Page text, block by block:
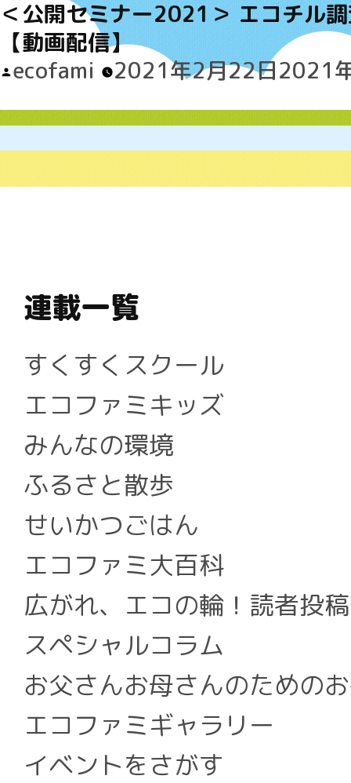
＜公開セミナー2021＞ エコチル
【動画配信】
Posted
ecofami 2021年2月22日2021
連載一覧
すくすくスクール
エコファミキッズ
みんなの環境
ふるさと散歩
せいかつごはん
エコファミ大百科
広がれ、エコの輪！読者投
スペシャルコラム
お父さんお母さんのための
エコファミギャラリー
イベントをさがす